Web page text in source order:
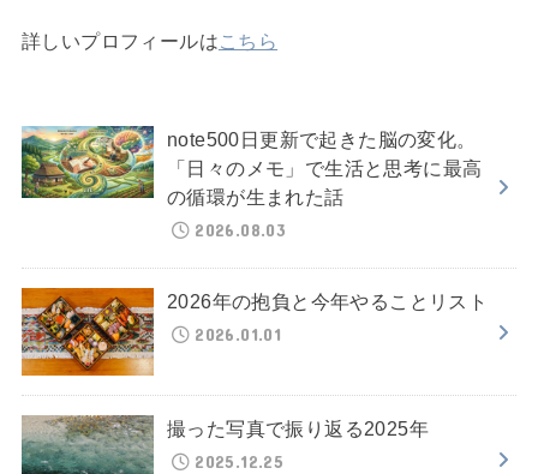
詳しいプロフィールはこちら
note500日更新で起きた脳の変化。
「日々のメモ」で生活と思考に最高
の循環が生まれた話
2026.08.03
2026年の抱負と今年やることリスト
2026.01.01
撮った写真で振り返る2025年
2025.12.25